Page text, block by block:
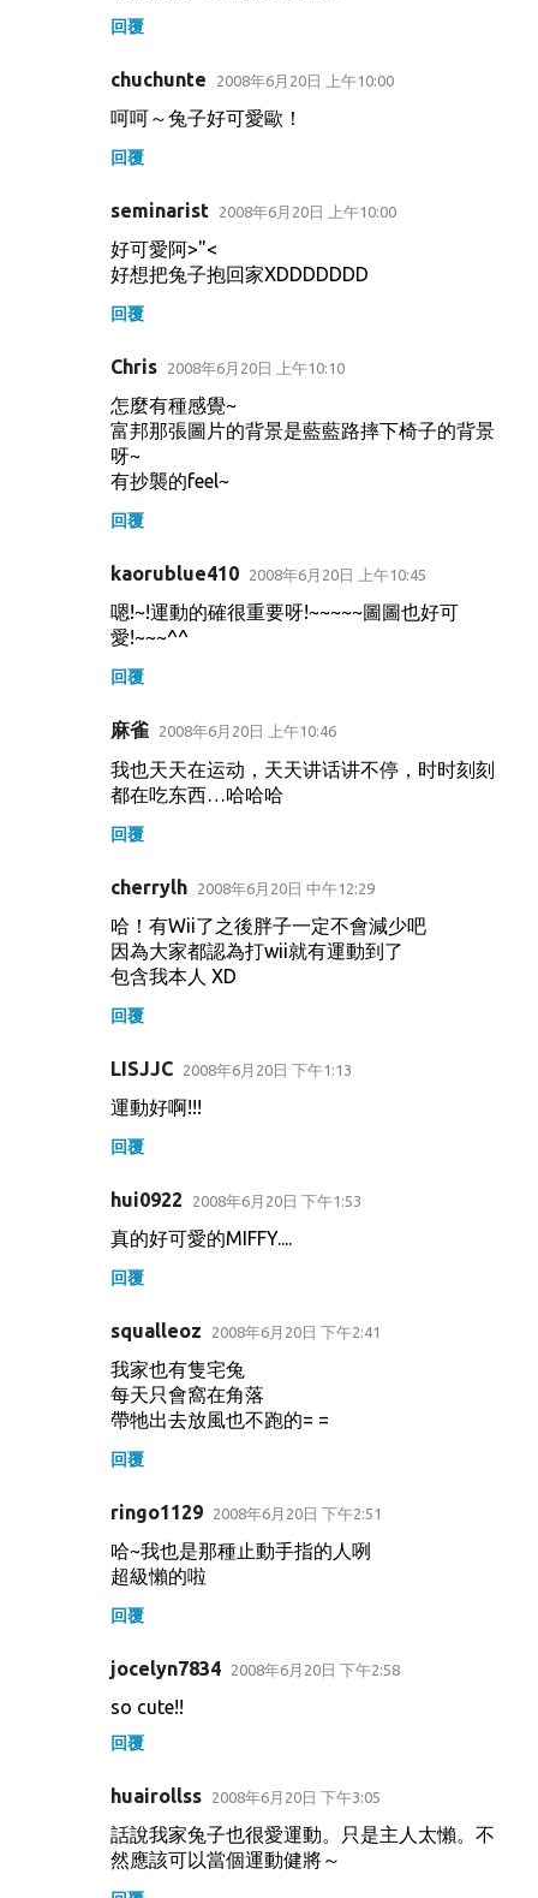
回覆
chuchunte 2008年6月20日 上午10:00
呵呵～兔子好可愛歐！
回覆
seminarist 2008年6月20日 上午10:00
好可愛阿>"<
好想把兔子抱回家XDDDDDDD
回覆
Chris 2008年6月20日 上午10:10
怎麼有種感覺~
富邦那張圖片的背景是藍藍路摔下椅子的背景
呀~
有抄襲的feel~
回覆
kaorublue410 2008年6月20日 上午10:45
嗯!~!運動的確很重要呀!~~~~~圖圖也好可
愛!~~~^^
回覆
麻雀 2008年6月20日 上午10:46
我也天天在运动，天天讲话讲不停，时时刻刻
都在吃东西…哈哈哈
回覆
cherrylh 2008年6月20日 中午12:29
哈！有Wii了之後胖子一定不會減少吧
因為大家都認為打wii就有運動到了
包含我本人 XD
回覆
LISJJC 2008年6月20日 下午1:13
運動好啊!!!
回覆
hui0922 2008年6月20日 下午1:53
真的好可愛的MIFFY....
回覆
squalleoz 2008年6月20日 下午2:41
我家也有隻宅兔
每天只會窩在角落
帶牠出去放風也不跑的= =
回覆
ringo1129 2008年6月20日 下午2:51
哈~我也是那種止動手指的人咧
超級懶的啦
回覆
jocelyn7834 2008年6月20日 下午2:58
so cute!!
回覆
huairollss 2008年6月20日 下午3:05
話說我家兔子也很愛運動。只是主人太懶。不
然應該可以當個運動健將～